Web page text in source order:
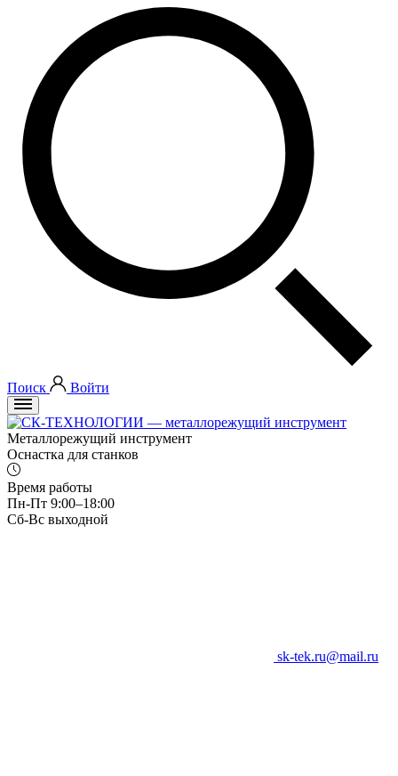
Поиск Войти
Металлорежущий инструмент
Оснастка для станков
Время работы
Пн-Пт 9:00–18:00
Сб-Вс выходной
sk-tek.ru@mail.ru